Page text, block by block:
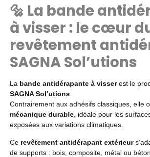
🔩 La bande
à visser : le cœur
revêtement
SAGNA Sol’utions
La bande antidérapante à visserest le
SAGNA Sol’utions.
Contrairement aux adhésifs classiques, elle
mécanique durable, idéale pour les
exposées aux variations climatiques.
Ce revêtement antidérapant extérieur
de supports : bois, composite, métal ou béton.